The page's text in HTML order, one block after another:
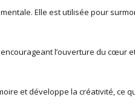
Elle est utilisée pour
l’ouverture du
et développe la créativité,